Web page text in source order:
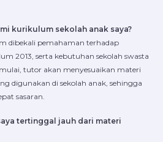
kurikulum sekolah anak saya?
dibekali pemahaman terhadap
2013, serta kebutuhan sekolah swasta
tutor akan menyesuaikan materi
digunakan di sekolah anak, sehingga
sasaran.
tertinggal jauh dari materi